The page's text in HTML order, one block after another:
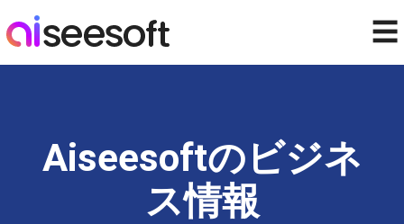
☰
Aiseesoftのビジネ
ス情報